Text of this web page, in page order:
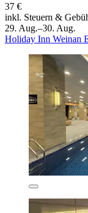
37 €
inkl. Steuern &
29. Aug.–30. Aug.
Holiday Inn Weinan